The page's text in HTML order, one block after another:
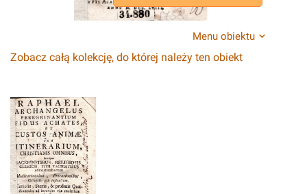
Menu obiektu
Zobacz całą kolekcję, do której należy ten obiekt